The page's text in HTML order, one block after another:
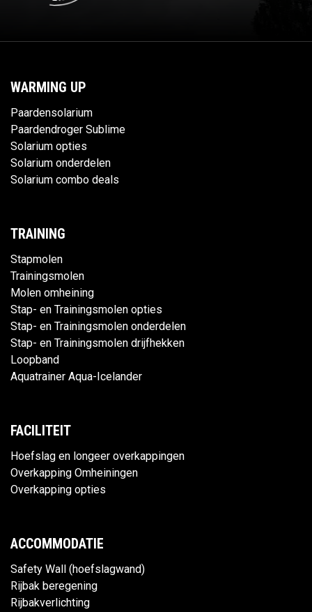
WARMING UP
Paardensolarium
Paardendroger Sublime
Solarium opties
Solarium onderdelen
Solarium combo deals
TRAINING
Stapmolen
Trainingsmolen
Molen omheining
Stap- en Trainingsmolen opties
Stap- en Trainingsmolen onderdelen
Stap- en Trainingsmolen drijfhekken
Loopband
Aquatrainer Aqua-Icelander
FACILITEIT
Hoefslag en longeer overkappingen
Overkapping Omheiningen
Overkapping opties
ACCOMMODATIE
Safety Wall (hoefslagwand)
Rijbak beregening
Rijbakverlichting